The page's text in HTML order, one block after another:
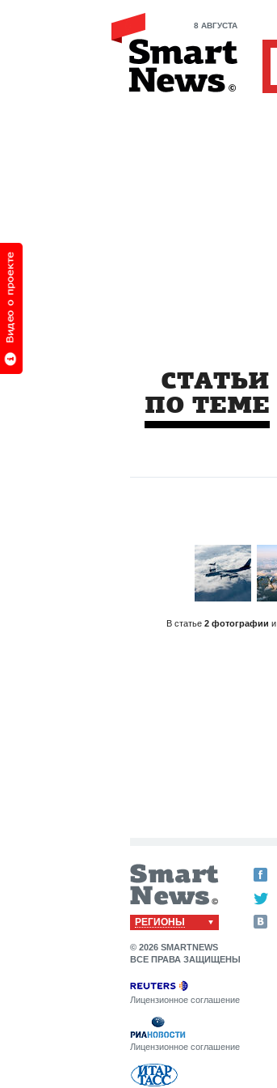
8 АВГУСТА
СТАТЬИ
ПО ТЕМЕ
В статье 2 фотографии и
РЕГИОНЫ
© 2026 SMARTNEWS
ВСЕ ПРАВА ЗАЩИЩЕНЫ
Лицензионное соглашение
Лицензионное соглашение